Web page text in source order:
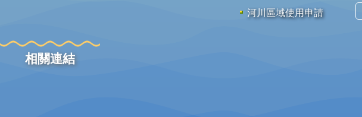
河川區域使用申請
相關連結